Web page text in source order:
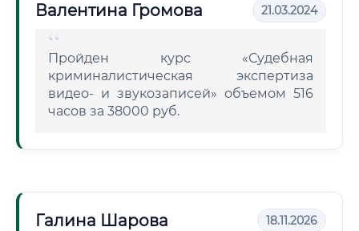
Валентина Громова 21.03.2024
Пройден курс «Судебная
криминалистическая экспертиза
видео- и звукозаписей» объемом 516
часов за 38000 руб.
Галина Шарова 18.11.2026